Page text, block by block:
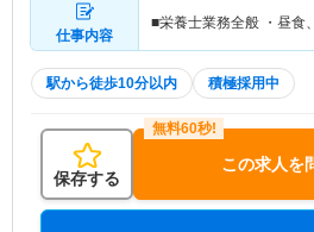
仕事内容
■栄養士業務全般 ・昼食
駅から徒歩10分以内 積極採用中
保存する
この求人を